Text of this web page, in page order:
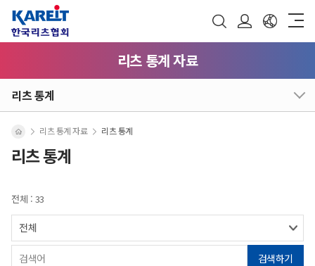
리츠 통계 자료
리츠 통계
리츠 통계
리츠 통계 자료 리츠 통계
전체 : 33
검색하기